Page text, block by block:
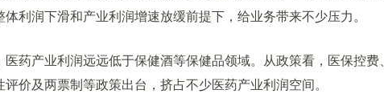
体利润下滑和产业利润增速放缓前提下，给业务带来不少压力。
产业利润远远低于保健酒等保健品领域。从政策看，医保控费
评价及两票制等政策出台，挤占不少医药产业利润空间。